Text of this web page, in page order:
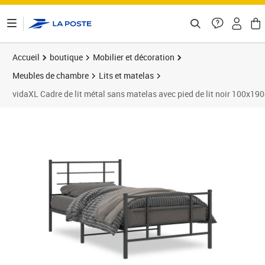
Accueil boutique
Mobilier et décoration
Meubles de chambre
Lits et matelas
vidaXL Cadre de lit métal sans matelas avec pied de lit noir